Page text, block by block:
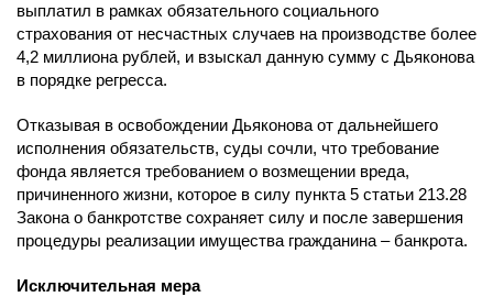
выплатил в рамках обязательного социального
страхования от несчастных случаев на производстве более
4,2 миллиона рублей, и взыскал данную сумму с Дьяконова
в порядке регресса.
Отказывая в освобождении Дьяконова от дальнейшего
исполнения обязательств, суды сочли, что требование
фонда является требованием о возмещении вреда,
причиненного жизни, которое в силу пункта 5 статьи 213.28
Закона о банкротстве сохраняет силу и после завершения
процедуры реализации имущества гражданина – банкрота.
Исключительная мера